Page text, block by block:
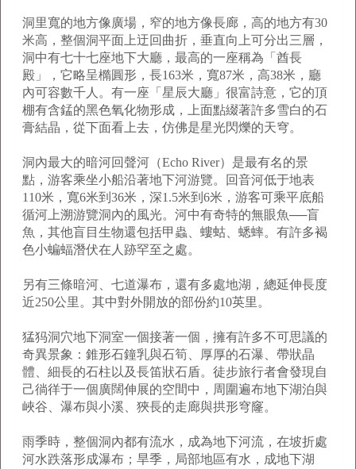
洞里寬的地方像廣場，窄的地方像長廊，高的地方有30
米高，整個洞平面上迂回曲折，垂直向上可分出三層，
洞中有七十七座地下大廳，最高的一座稱為「酋長
殿」，它略呈橢圓形，長163米，寬87米，高38米，廳
內可容數千人。有一座「星辰大廳」很富詩意，它的頂
棚有含錳的黑色氧化物形成，上面點綴著許多雪白的石
膏結晶，從下面看上去，仿佛是星光閃爍的天穹。
洞內最大的暗河回聲河（Echo River）是最有名的景
點，游客乘坐小船沿著地下河游覽。回音河低于地表
110米，寬6米到36米，深1.5米到6米，游客可乘平底船
循河上溯游覽洞內的風光。河中有奇特的無眼魚──盲
魚，其他盲目生物還包括甲蟲、螻蛄、蟋蟀。有許多褐
色小蝙蝠潛伏在人跡罕至之處。
另有三條暗河、七道瀑布，還有多處地湖，總延伸長度
近250公里。其中對外開放的部份約10英里。
猛犸洞穴地下洞室一個接著一個，擁有許多不可思議的
奇異景象：錐形石鐘乳與石筍、厚厚的石瀑、帶狀晶
體、細長的石柱以及長笛狀石盾。徒步旅行者會發現自
己徜徉于一個廣闊伸展的空間中，周圍遍布地下湖泊與
峽谷、瀑布與小溪、狹長的走廊與拱形穹窿。
雨季時，整個洞內都有流水，成為地下河流，在坡折處
河水跌落形成瀑布；旱季，局部地區有水，成地下湖